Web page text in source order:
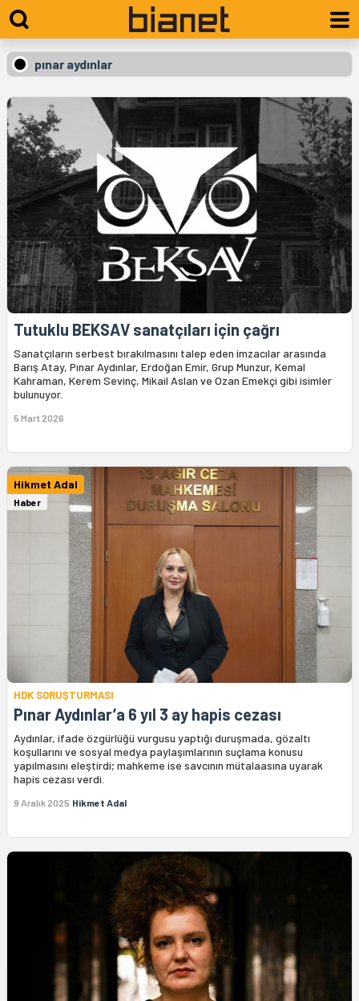
pınar aydınlar
Tutuklu BEKSAV sanatçıları için çağrı
Sanatçıların serbest bırakılmasını talep eden imzacılar arasında
Barış Atay, Pınar Aydınlar, Erdoğan Emir, Grup Munzur, Kemal
Kahraman, Kerem Sevinç, Mikail Aslan ve Ozan Emekçi gibi isimler
bulunuyor.
5 Mart 2026
Hikmet Adal
Haber
HDK SORUŞTURMASI
Pınar Aydınlar’a 6 yıl 3 ay hapis cezası
Aydınlar, ifade özgürlüğü vurgusu yaptığı duruşmada, gözaltı
koşullarını ve sosyal medya paylaşımlarının suçlama konusu
yapılmasını eleştirdi; mahkeme ise savcının mütalaasına uyarak
hapis cezası verdi.
9 Aralık 2025 Hikmet Adal